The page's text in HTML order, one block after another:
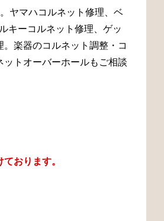
ヤマハコルネット修理、ベ
キーコルネット修理、ゲッ
楽器のコルネット調整・コ
トオーバーホールもご相談
おります。